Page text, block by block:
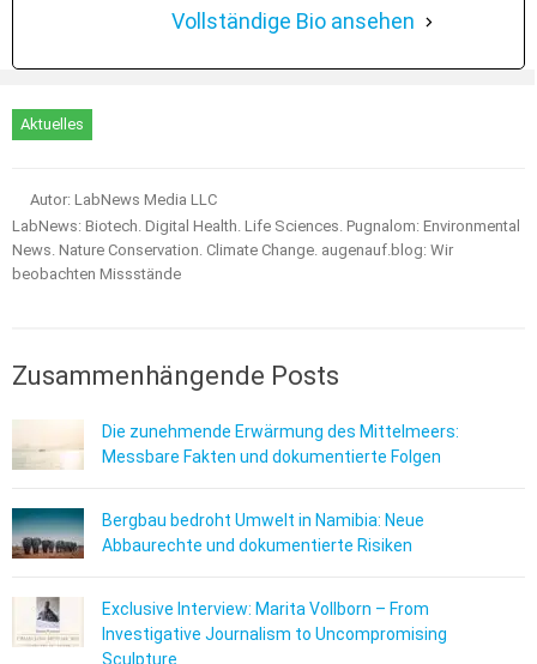
Vollständige Bio ansehen
Aktuelles
Autor: LabNews Media LLC
LabNews: Biotech. Digital Health. Life Sciences. Pugnalom: Environmental
News. Nature Conservation. Climate Change. augenauf.blog: Wir
beobachten Missstände
Zusammenhängende Posts
Die zunehmende Erwärmung des Mittelmeers:
Messbare Fakten und dokumentierte Folgen
Bergbau bedroht Umwelt in Namibia: Neue
Abbaurechte und dokumentierte Risiken
Exclusive Interview: Marita Vollborn – From
Investigative Journalism to Uncompromising
Sculpture